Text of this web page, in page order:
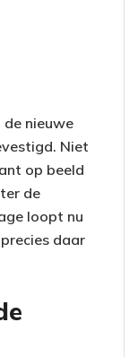
nieuwe
Niet
op beeld
de
loopt nu
daar